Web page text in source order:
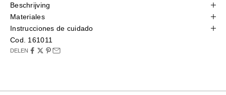
Beschrijving
Materiales
Instrucciones de cuidado
Cod. 161011
DELEN